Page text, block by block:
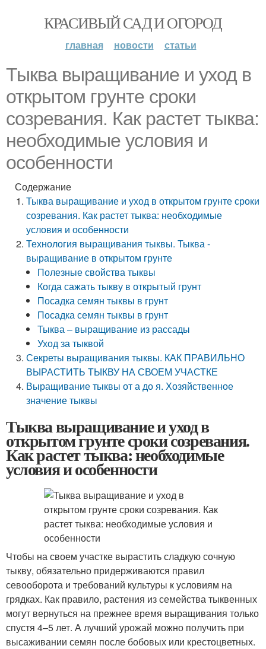
КРАСИВЫЙ САД И ОГОРОД
главная новости статьи
Тыква выращивание и уход в
открытом грунте сроки
созревания. Как растет тыква:
необходимые условия и
особенности
Содержание
Тыква выращивание и уход в открытом грунте сроки
созревания. Как растет тыква: необходимые
условия и особенности
Технология выращивания тыквы. Тыква -
выращивание в открытом грунте
Полезные свойства тыквы
Когда сажать тыкву в открытый грунт
Посадка семян тыквы в грунт
Посадка семян тыквы в грунт
Тыква – выращивание из рассады
Уход за тыквой
Секреты выращивания тыквы. КАК ПРАВИЛЬНО
ВЫРАСТИТЬ ТЫКВУ НА СВОЕМ УЧАСТКЕ
Выращивание тыквы от а до я. Хозяйственное
значение тыквы
Тыква выращивание и уход в
открытом грунте сроки созревания.
Как растет тыква: необходимые
условия и особенности
Чтобы на своем участке вырастить сладкую сочную
тыкву, обязательно придерживаются правил
севооборота и требований культуры к условиям на
грядках. Как правило, растения из семейства тыквенных
могут вернуться на прежнее время выращивания только
спустя 4–5 лет. А лучший урожай можно получить при
высаживании семян после бобовых или крестоцветных.